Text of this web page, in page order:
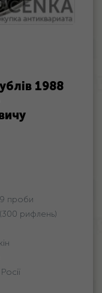
1988
проби
рифлень)